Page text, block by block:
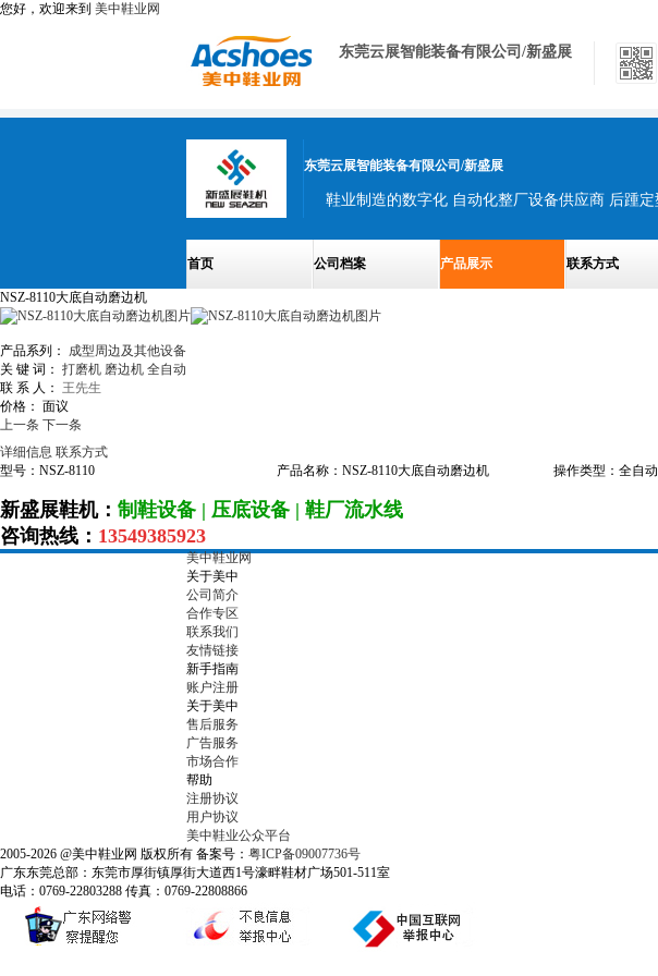
您好，欢迎来到 美中鞋业网
东莞云展智能装备有限公司/新盛展
东莞云展智能装备有限公司/新盛展
首页 公司档案 产品展示 联系方式
NSZ-8110大底自动磨边机
产品系列：
成型周边及其他设备
关 键 词： 打磨机 磨边机 全自动
联 系 人：
王先生
价格： 面议
上一条 下一条
详细信息 联系方式
型号：NSZ-8110
产品名称：NSZ-8110大底自动磨边机 操作类型：全自动
新盛展鞋机： 制鞋设备 | 压底设备 | 鞋厂流水线
咨询热线： 13549385923
美中鞋业网
关于美中
公司简介
合作专区
联系我们
友情链接
新手指南
账户注册
关于美中
售后服务
广告服务
市场合作
帮助
注册协议
用户协议
美中鞋业公众平台
2005-2026 @美中鞋业网 版权所有 备案号： 粤ICP备09007736号
广东东莞总部：东莞市厚街镇厚街大道西1号濠畔鞋材广场501-511室
电话：0769-22803288 传真：0769-22808866